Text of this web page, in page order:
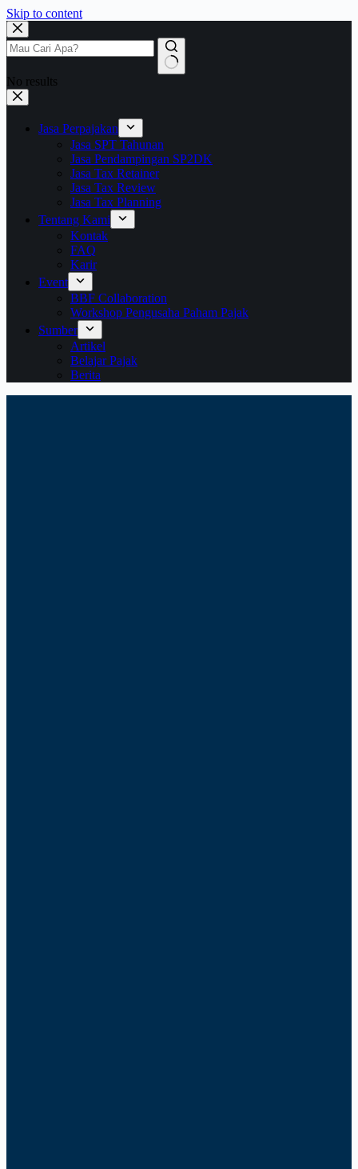
Skip to content
No results
Jasa Perpajakan
Jasa SPT Tahunan
Jasa Pendampingan SP2DK
Jasa Tax Retainer
Jasa Tax Review
Jasa Tax Planning
Tentang Kami
Kontak
FAQ
Karir
Event
BBF Collaboration
Workshop Pengusaha Paham Pajak
Sumber
Artikel
Belajar Pajak
Berita